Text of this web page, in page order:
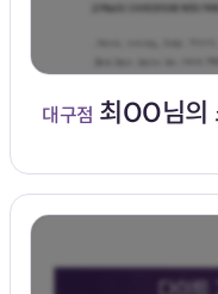
대구점 최OO님의